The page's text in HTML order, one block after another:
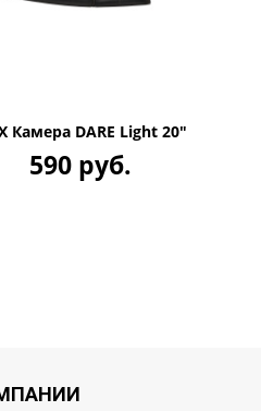
Камера DARE Light 20"
590 руб.